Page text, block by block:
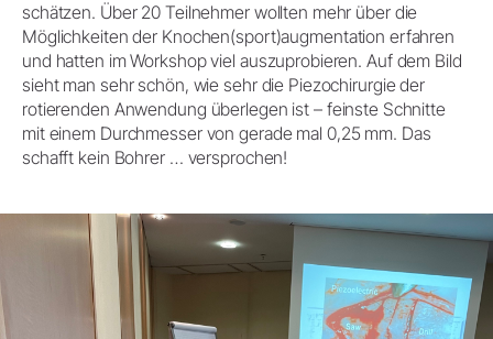
schätzen. Über 20 Teilnehmer wollten mehr über die
Möglichkeiten der Knochen(sport)augmentation erfahren
und hatten im Workshop viel auszuprobieren. Auf dem Bild
sieht man sehr schön, wie sehr die Piezochirurgie der
rotierenden Anwendung überlegen ist – feinste Schnitte
mit einem Durchmesser von gerade mal 0,25 mm. Das
schafft kein Bohrer … versprochen!